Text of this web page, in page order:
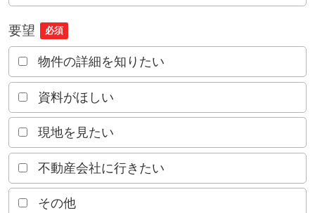
要望 必須
物件の詳細を知りたい
資料がほしい
現地を見たい
不動産会社に行きたい
その他